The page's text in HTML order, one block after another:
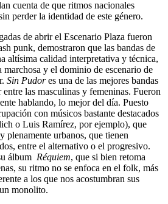
cuenta de que ritmos nacionales
perder la identidad de este género.
de abrir el Escenario Plaza fueron
punk, demostraron que las bandas de
altísima calidad interpretativa y técnica,
marchosa y el dominio de escenario de
Sin Pudores una de las mejores bandas
las masculinas y femeninas. Fueron
hablando, lo mejor del día. Puesto
con músicos bastante destacados
o Luis Ramírez, por ejemplo), que
plenamente urbanos, que tienen
entre el alternativo o el progresivo.
álbum Réquiem, que si bien retoma
su ritmo no se enfoca en el folk, más
a los que nos acostumbran sus
monolito.